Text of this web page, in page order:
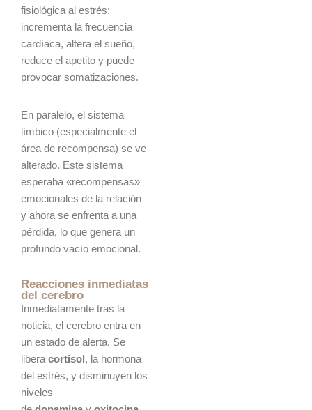
fisiológica al estrés:
incrementa la frecuencia
cardíaca, altera el sueño,
reduce el apetito y puede
provocar somatizaciones.
En paralelo, el sistema
límbico (especialmente el
área de recompensa) se ve
alterado. Este sistema
esperaba «recompensas»
emocionales de la relación
y ahora se enfrenta a una
pérdida, lo que genera un
profundo vacío emocional.
Reacciones inmediatas
del cerebro
Inmediatamente tras la
noticia, el cerebro entra en
un estado de alerta. Se
libera cortisol, la hormona
del estrés, y disminuyen los
niveles